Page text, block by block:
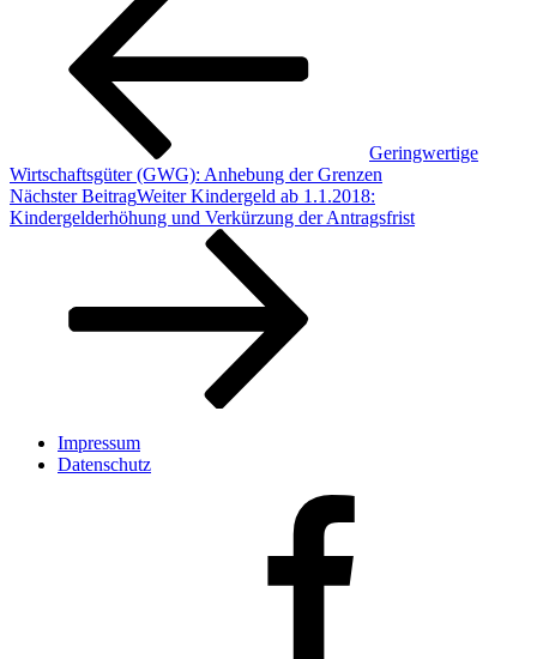
Geringwertige
Wirtschaftsgüter (GWG): Anhebung der Grenzen
Nächster BeitragWeiter Kindergeld ab 1.1.2018:
Kindergelderhöhung und Verkürzung der Antragsfrist
Impressum
Datenschutz